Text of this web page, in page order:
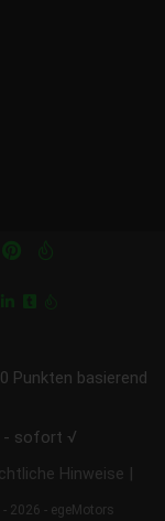
Punkten basierend
- sofort √
Hinweise
2026 - egeMotors